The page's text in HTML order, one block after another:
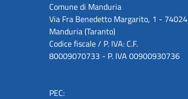
Comune di Manduria
Via Fra Benedetto Margarito, 1 - 74024
Manduria (Taranto)
Codice fiscale / P. IVA: C.F.
80009070733 - P. IVA 00900930736
PEC: